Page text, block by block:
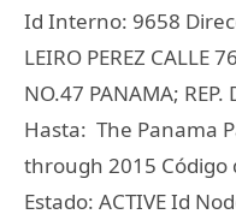
Id Interno: 9658
LEIRO PEREZ CALLE
NO.47 PANAMA; REP.
Hasta: The Panama
through 2015 Código
Estado: ACTIVE Id